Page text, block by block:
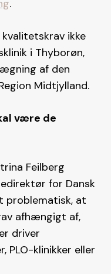
.
ikke
i Thyborøn,
af den
Midtjylland.
være de
Feilberg
for Dansk
problematisk, at
afhængigt af,
driver
PLO-klinikker eller